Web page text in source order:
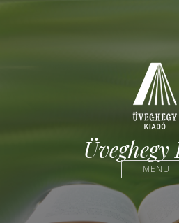
MENÜ